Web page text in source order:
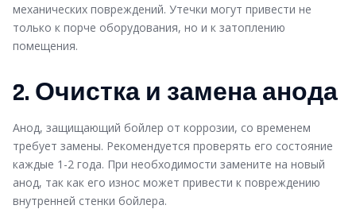
механических повреждений. Утечки могут привести не
только к порче оборудования, но и к затоплению
помещения.
2. Очистка и замена анода
Анод, защищающий бойлер от коррозии, со временем
требует замены. Рекомендуется проверять его состояние
каждые 1-2 года. При необходимости замените на новый
анод, так как его износ может привести к повреждению
внутренней стенки бойлера.